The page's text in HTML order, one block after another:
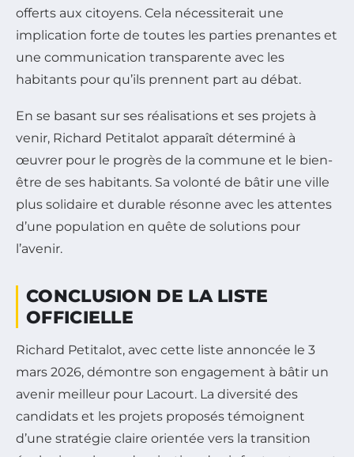
offerts aux citoyens. Cela nécessiterait une
implication forte de toutes les parties prenantes et
une communication transparente avec les
habitants pour qu’ils prennent part au débat.
En se basant sur ses réalisations et ses projets à
venir, Richard Petitalot apparaît déterminé à
œuvrer pour le progrès de la commune et le bien-
être de ses habitants. Sa volonté de bâtir une ville
plus solidaire et durable résonne avec les attentes
d’une population en quête de solutions pour
l’avenir.
CONCLUSION DE LA LISTE
OFFICIELLE
Richard Petitalot, avec cette liste annoncée le 3
mars 2026, démontre son engagement à bâtir un
avenir meilleur pour Lacourt. La diversité des
candidats et les projets proposés témoignent
d’une stratégie claire orientée vers la transition